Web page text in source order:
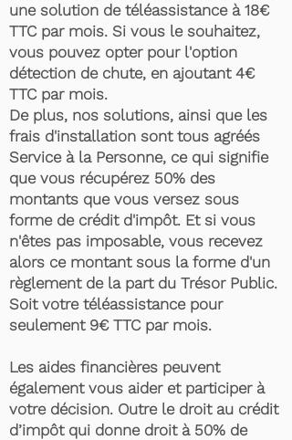
une solution de téléassistance à 18€
TTC par mois. Si vous le souhaitez,
vous pouvez opter pour l'option
détection de chute, en ajoutant 4€
TTC par mois.
De plus, nos solutions, ainsi que les
frais d'installation sont tous agréés
Service à la Personne, ce qui signifie
que vous récupérez 50% des
montants que vous versez sous
forme de crédit d'impôt. Et si vous
n'êtes pas imposable, vous recevez
alors ce montant sous la forme d'un
règlement de la part du Trésor Public.
Soit votre téléassistance pour
seulement 9€ TTC par mois.
Les aides financières peuvent
également vous aider et participer à
votre décision. Outre le droit au crédit
d’impôt qui donne droit à 50% de